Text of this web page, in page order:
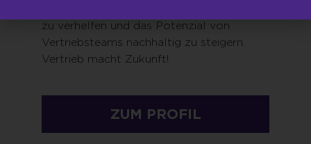
zu verhelfen und das Potenzial von
Vertriebsteams nachhaltig zu steigern.
Vertrieb macht Zukunft!
ZUM PROFIL